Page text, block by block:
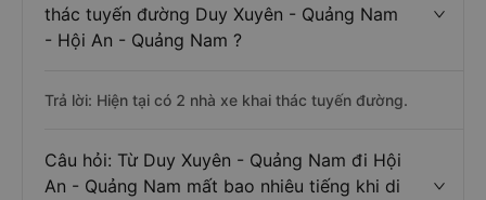
thác tuyến đường Duy Xuyên - Quảng Nam
- Hội An - Quảng Nam ?
Trả lời: Hiện tại có 2 nhà xe khai thác tuyến đường.
Câu hỏi: Từ Duy Xuyên - Quảng Nam đi Hội
An - Quảng Nam mất bao nhiêu tiếng khi di